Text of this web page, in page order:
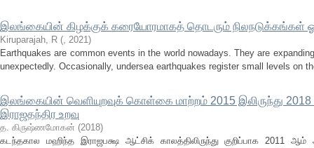
இலங்கையின் கிழக்குக் கரையோரமாகத் தொடரும் நிலநடுக்கங்கள்
Kiruparajah, R (, 2021)
Earthquakes are common events in the world nowadays. They are
unexpectedly. Occasionally, undersea earthquakes register small levels on
இலங்கையின் வெளியுறவுக் கொள்கை மாற்றம் 2015 இலிருந்து
இராஜதந்திர உறவு
த. கிருஷ்ணமோகன் (2018)
கடந்தகால மஹிந்த இராஜபக்ஷ ஆட்சிக் காலத்திலிருந்து குறிப்பாக 2011 ஆம்